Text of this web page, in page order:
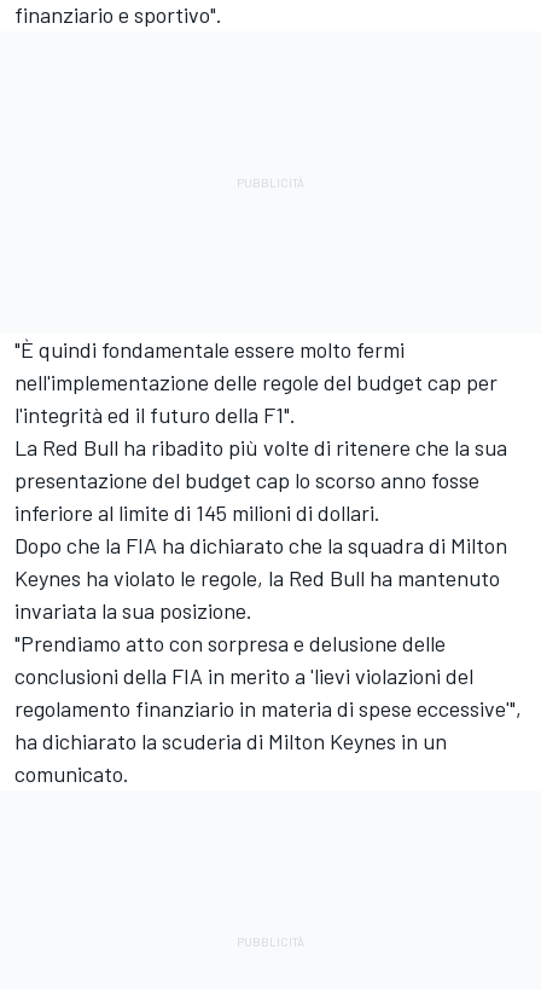
finanziario e sportivo".
"È quindi fondamentale essere molto fermi
nell'implementazione delle regole del budget cap per
l'integrità ed il futuro della F1".
La Red Bull ha ribadito più volte di ritenere che la sua
presentazione del budget cap lo scorso anno fosse
inferiore al limite di 145 milioni di dollari.
Dopo che la FIA ha dichiarato che la squadra di Milton
Keynes ha violato le regole, la Red Bull ha mantenuto
invariata la sua posizione.
"Prendiamo atto con sorpresa e delusione delle
conclusioni della FIA in merito a 'lievi violazioni del
regolamento finanziario in materia di spese eccessive'",
ha dichiarato la scuderia di Milton Keynes in un
comunicato.